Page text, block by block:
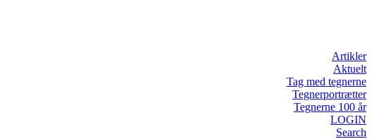
Artikler
Aktuelt
Tag med tegnerne
Tegnerportrætter
Tegnerne 100 år
LOGIN
Search